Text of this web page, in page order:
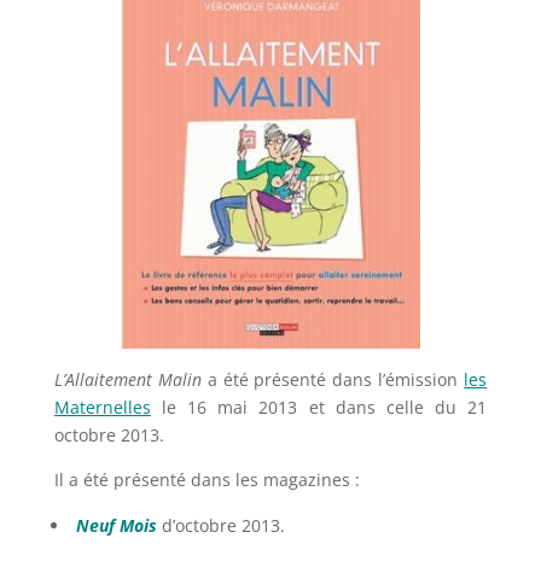
L’Allaitement Malina été présenté dans l’émission les
Maternelles le 16 mai 2013 et dans celle du 21
octobre 2013.
Il a été présenté dans les magazines :
Neuf Moisd’octobre 2013.